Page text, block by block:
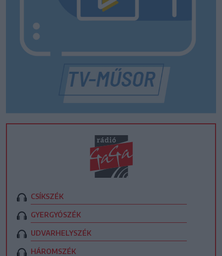
CSÍKSZÉK
GYERGYÓSZÉK
UDVARHELYSZÉK
HÁROMSZÉK